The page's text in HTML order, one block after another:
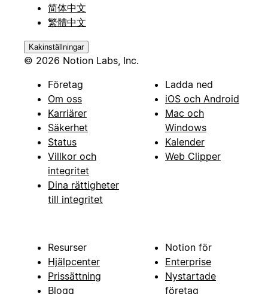
简体中文
繁體中文
Kakinställningar
© 2026 Notion Labs, Inc.
Företag
Om oss
Karriärer
Säkerhet
Status
Villkor och
integritet
Dina rättigheter
till integritet
Ladda ned
iOS och Android
Mac och
Windows
Kalender
Web Clipper
Resurser
Hjälpcenter
Prissättning
Blogg
Notion för
Enterprise
Nystartade
företag